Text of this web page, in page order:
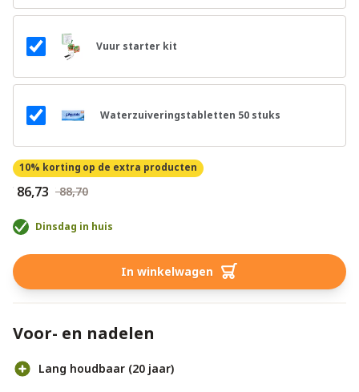
Vuur starter kit
Waterzuiveringstabletten 50 stuks
10% korting op de extra producten
€ 86,73 € 88,70
Dinsdag in huis
In winkelwagen
Voor- en nadelen
Lang houdbaar (20 jaar)